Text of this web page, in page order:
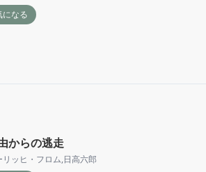
になる
からの逃走
リッヒ・フロム,日高六郎